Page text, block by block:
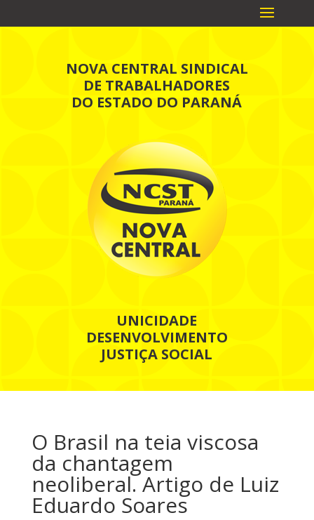
NOVA CENTRAL SINDICAL
DE TRABALHADORES
DO ESTADO DO PARANÁ
UNICIDADE
DESENVOLVIMENTO
JUSTIÇA SOCIAL
O Brasil na teia viscosa
da chantagem
neoliberal. Artigo de Luiz
Eduardo Soares